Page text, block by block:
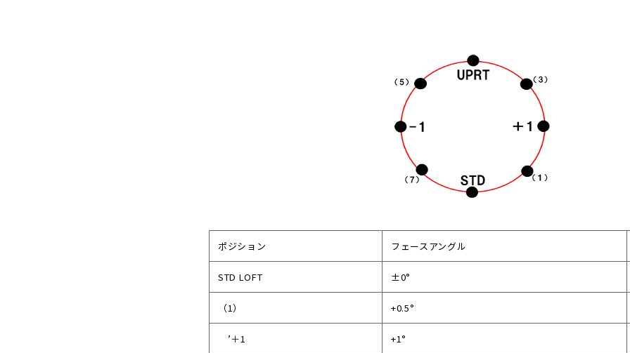
ポジション フェースアングル
STD LOFT ±0°
（1） +0.5°
’＋1 +1°